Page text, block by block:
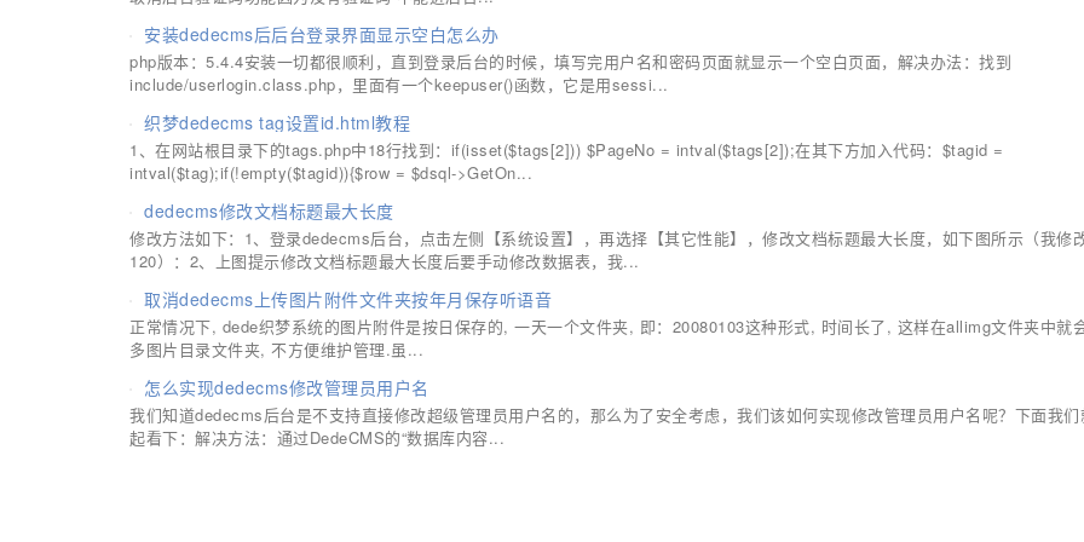
安装dedecms后后台登录界面显示空白怎么办
php版本：5.4.4安装一切都很顺利，直到登录后台的时候，填写完用户名和密码页面就显示一个空白页面，解决办法：找到
include/userlogin.class.php，里面有一个keepuser()函数，它是用sessi...
织梦dedecms tag设置id.html教程
1、在网站根目录下的tags.php中18行找到：if(isset($tags[2])) $PageNo = intval($tags[2]);在其下方加入代码：$tagid =
intval($tag);if(!empty($tagid)){$row = $dsql->GetOn...
dedecms修改文档标题最大长度
修改方法如下：1、登录dedecms后台，点击左侧【系统设置】，再选择【其它性能】，修改文档标题最大长度，如下图所示（我修
120）：2、上图提示修改文档标题最大长度后要手动修改数据表，我...
取消dedecms上传图片附件文件夹按年月保存听语音
正常情况下, dede织梦系统的图片附件是按日保存的, 一天一个文件夹, 即：20080103这种形式, 时间长了, 这样在allimg文件夹中就
多图片目录文件夹, 不方便维护管理.虽...
怎么实现dedecms修改管理员用户名
我们知道dedecms后台是不支持直接修改超级管理员用户名的，那么为了安全考虑，我们该如何实现修改管理员用户名呢？下面我
起看下：解决方法：通过DedeCMS的“数据库内容...